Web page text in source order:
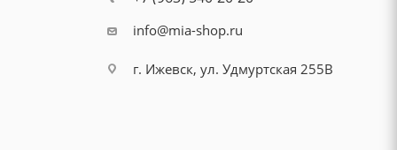
info@mia-shop.ru
г. Ижевск, ул. Удмуртская 255В